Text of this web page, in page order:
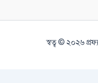
স্বত্ব © ২০২৬